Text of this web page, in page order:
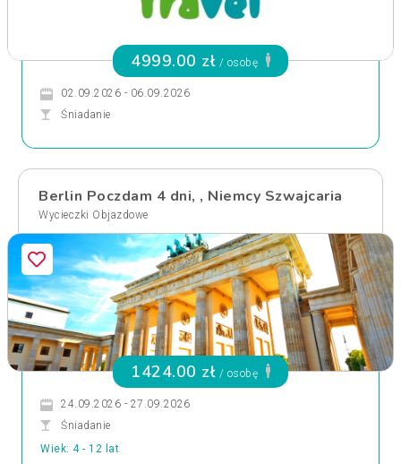
4999.00 zł / osobę
02.09.2026 - 06.09.2026
Śniadanie
Berlin Poczdam 4 dni, , Niemcy Szwajcaria
Wycieczki Objazdowe
1424.00 zł / osobę
24.09.2026 - 27.09.2026
Śniadanie
Wiek: 4 - 12 lat